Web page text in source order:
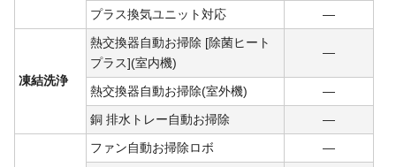
プラス換気ユニット対応
―
凍結洗浄
熱交換器自動お掃除 [除菌ヒート
プラス](室内機)
―
熱交換器自動お掃除(室外機)
―
銅 排水トレー自動お掃除
―
ファン自動お掃除ロボ
―